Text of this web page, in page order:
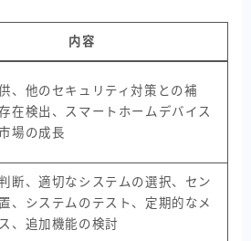
内容
、他のセキュリティ対策との補
在検出、スマートホームデバイス
場の成長
断、適切なシステムの選択、セン
、システムのテスト、定期的なメ
、追加機能の検討